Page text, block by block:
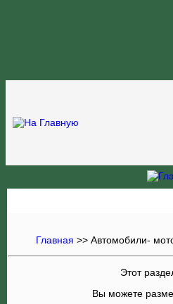
Главная >> Автомобили-
Этот
Вы можете